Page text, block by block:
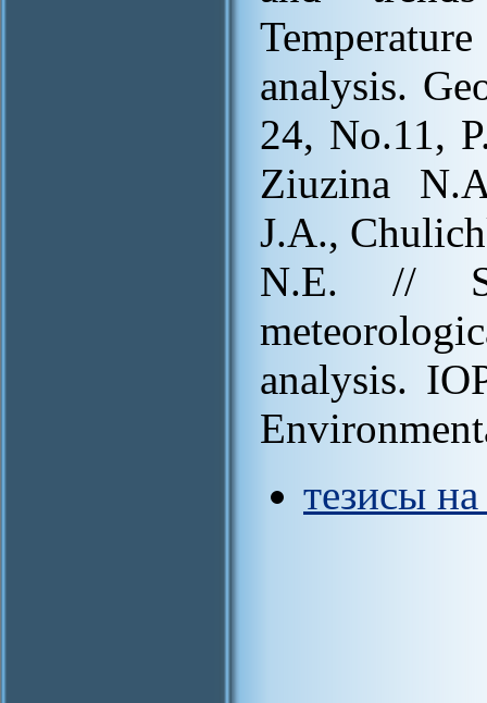
analysis.
24, No.11,
Ziuzina
J.A.,
N.E. //
analysis.
тезисы